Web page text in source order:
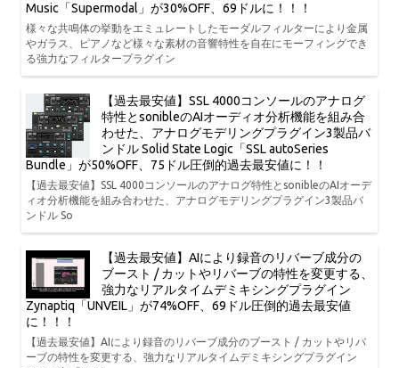
Music「Supermodal」が30%OFF、69ドルに！！！
様々な共鳴体の挙動をエミュレートしたモーダルフィルターにより金属
やガラス、ピアノなど様々な素材の音響特性を自在にモーフィングでき
る強力なフィルタープラグイン
【過去最安値】SSL 4000コンソールのアナログ
特性とsonibleのAIオーディオ分析機能を組み合
わせた、アナログモデリングプラグイン3製品バ
ンドル Solid State Logic「SSL autoSeries
Bundle」が50%OFF、75ドル圧倒的過去最安値に！！
【過去最安値】SSL 4000コンソールのアナログ特性とsonibleのAIオーデ
ィオ分析機能を組み合わせた、アナログモデリングプラグイン3製品バ
ンドル So
【過去最安値】AIにより録音のリバーブ成分の
ブースト / カットやリバーブの特性を変更する、
強力なリアルタイムデミキシングプラグイン
Zynaptiq「UNVEIL」が74%OFF、69ドル圧倒的過去最安値
に！！！
【過去最安値】AIにより録音のリバーブ成分のブースト / カットやリバ
ーブの特性を変更する、強力なリアルタイムデミキシングプラグイン